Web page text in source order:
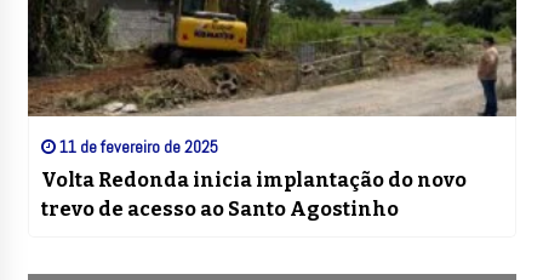
11 de fevereiro de 2025
Volta Redonda inicia implantação do novo
trevo de acesso ao Santo Agostinho